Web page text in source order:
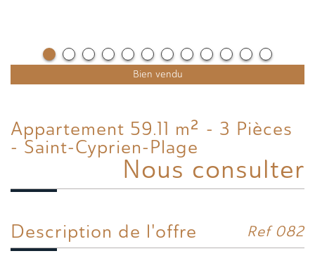
Bien vendu
Appartement 59.11 m² - 3 Pièces
- Saint-Cyprien-Plage
Nous consulter
Description de l'offre Ref 082